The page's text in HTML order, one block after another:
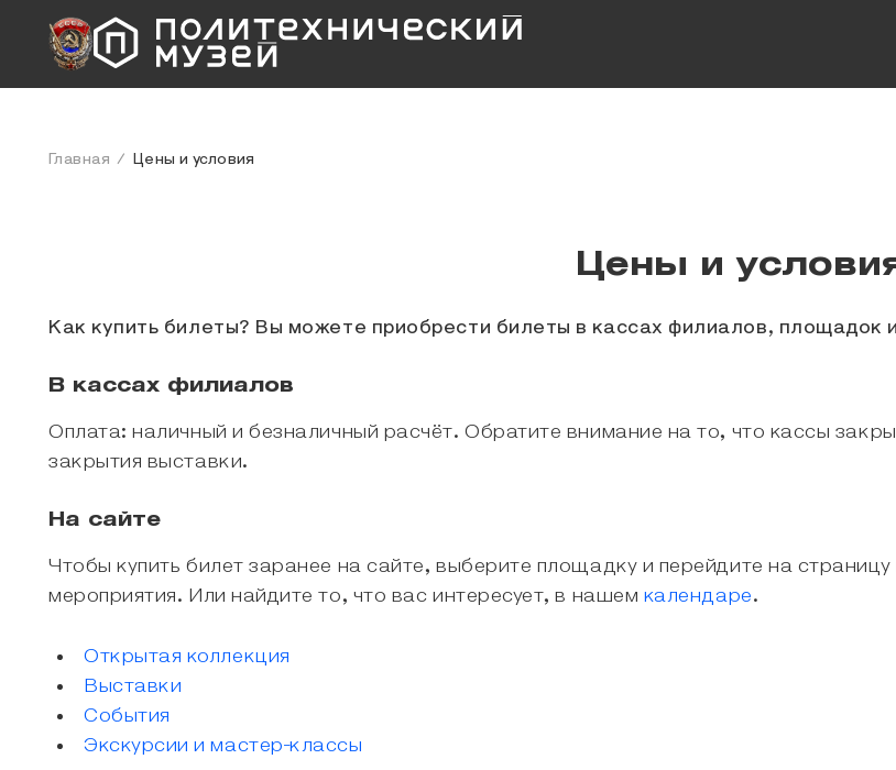
Главная Цены и условия
Цены и
Как купить билеты? Вы можете приобрести билеты в кассах филиалов, площадок
В кассах филиалов
Оплата: наличный и безналичный расчёт. Обратите внимание на то, что кассы
закрытия выставки.
На сайте
Чтобы купить билет заранее на сайте, выберите площадку и перейдите на
мероприятия. Или найдите то, что вас интересует, в нашем календаре.
Открытая коллекция
Выставки
События
Экскурсии и мастер-классы